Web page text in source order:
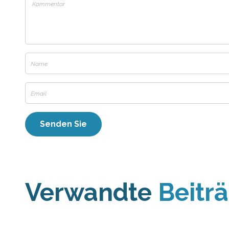
Verwandte